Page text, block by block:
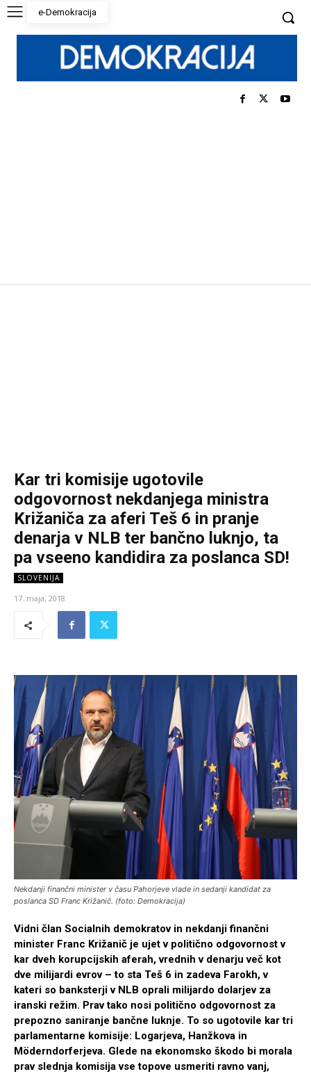
e-Demokracija
Kar tri komisije ugotovile
odgovornost nekdanjega ministra
Križaniča za aferi Teš 6 in pranje
denarja v NLB ter bančno luknjo, ta
pa vseeno kandidira za poslanca SD!
SLOVENIJA
17. maja, 2018
Nekdanji finančni minister v času Pahorjeve vlade in sedanji kandidat za
poslanca SD Franc Križanič. (foto: Demokracija)
Vidni član Socialnih demokratov in nekdanji finančni
minister Franc Križanič je ujet v politično odgovornost v
kar dveh korupcijskih aferah, vrednih v denarju več kot
dve milijardi evrov – to sta Teš 6 in zadeva Farokh, v
kateri so banksterji v NLB oprali milijardo dolarjev za
iranski režim. Prav tako nosi politično odgovornost za
prepozno saniranje bančne luknje. To so ugotovile kar tri
parlamentarne komisije: Logarjeva, Hanžkova in
Möderndorferjeva. Glede na ekonomsko škodo bi morala
prav slednja komisija vse topove usmeriti ravno vanj,